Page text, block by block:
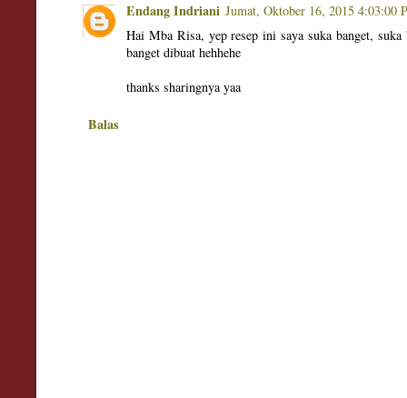
Endang Indriani Jumat, Oktober 16, 2015 4:03:00
Hai Mba Risa, yep resep ini saya suka banget,
banget dibuat hehhehe
thanks sharingnya yaa
Balas